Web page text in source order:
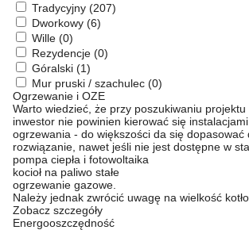
Tradycyjny (207)
Dworkowy (6)
Wille (0)
Rezydencje (0)
Góralski (1)
Mur pruski / szachulec (0)
Ogrzewanie i OZE
Warto wiedzieć, że przy poszukiwaniu projektu
inwestor nie powinien kierować się instalacjami
ogrzewania - do większości da się dopasować
rozwiązanie, nawet jeśli nie jest dostępne w
pompa ciepła i fotowoltaika
kocioł na paliwo stałe
ogrzewanie gazowe.
Należy jednak zwrócić uwagę na wielkość
Zobacz szczegóły
Energooszczędność